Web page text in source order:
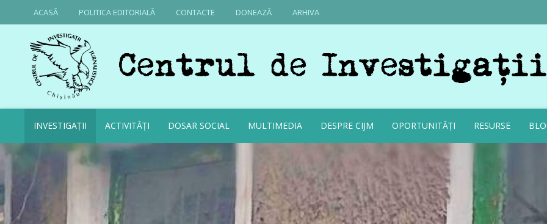
ACASĂ POLITICA EDITORIALĂ CONTACTE DONEAZĂ ARHIVA
INVESTIGAȚII ACTIVITĂȚI DOSAR SOCIAL MULTIMEDIA DESPRE CIJM OPORTUNITĂȚI RESURSE